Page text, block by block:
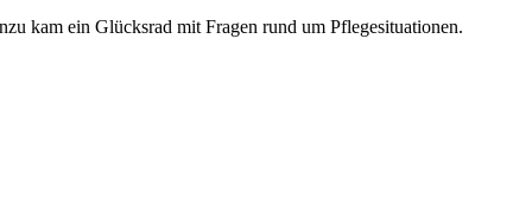
kam ein Glücksrad mit Fragen rund um Pflegesituationen.